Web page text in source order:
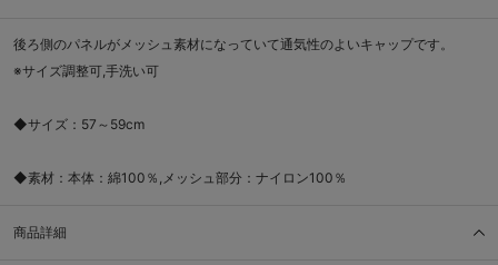
後ろ側のパネルがメッシュ素材になっていて通気性のよいキャップです。
※サイズ調整可,手洗い可
◆サイズ：57～59cm
◆素材：本体：綿100％,メッシュ部分：ナイロン100％
商品詳細